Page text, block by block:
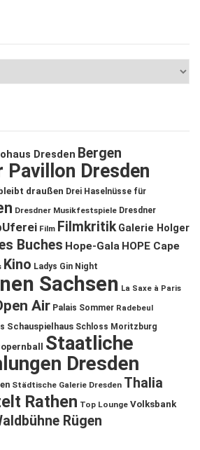
Dresden Bergen
Pavillon Dresden
draußen Drei Haselnüsse für
Dresdner Musikfestspiele Dresdner
Film Filmkritik Galerie Holger
Buches Hope-Gala HOPE Cape
Kino Ladys Gin Night
Sachsen La Saxe à Paris
Air Palais Sommer Radebeul
Schauspielhaus Schloss Moritzburg
Staatliche
Dresden
Städtische Galerie Dresden Thalia
Rathen Top Lounge Volksbank
Rügen